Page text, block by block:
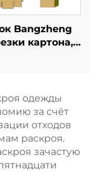
Bangzheng
картона,
картона
одежды
за счёт
отходов
раскроя.
зачастую